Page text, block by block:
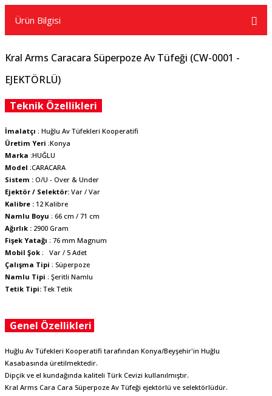
Ürün Bilgisi
Kral Arms Caracara Süperpoze Av Tüfeği (CW-0001 -
EJEKTÖRLÜ)
Teknik Özellikleri
İmalatçı : Huğlu Av Tüfekleri Kooperatifi
Üretim Yeri :Konya
Marka :HUĞLU
Model :CARACARA
Sistem : O/U - Over & Under
Ejektör / Selektör: Var / Var
Kalibre : 12 Kalibre
Namlu Boyu : 66 cm / 71 cm
Ağırlık : 2900 Gram
Fişek Yatağı : 76 mm Magnum
Mobil Şok : Var / 5 Adet
Çalışma Tipi : Süperpoze
Namlu Tipi : Şeritli Namlu
Tetik Tipi: Tek Tetik
Genel Özellikleri
Huğlu Av Tüfekleri Kooperatifi tarafından Konya/Beyşehir'in Huğlu
Kasabasında üretilmektedir.
Dipçik ve el kundağında kaliteli Türk Cevizi kullanılmıştır.
Kral Arms Cara Cara Süperpoze Av Tüfeği ejektörlü ve selektörlüdür.